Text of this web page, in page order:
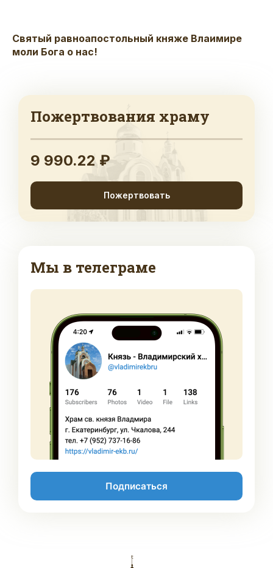
Святый равноапостольный княже Влаимире
моли Бога о нас!
Пожертвования храму
9 990.22 ₽
Пожертвовать
Мы в телеграме
Подписаться